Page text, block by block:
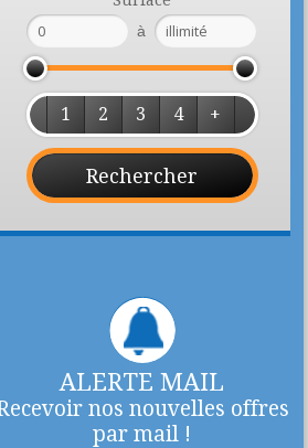
à
1 2 3 4 +
ALERTE MAIL
nos nouvelles offres
par mail !